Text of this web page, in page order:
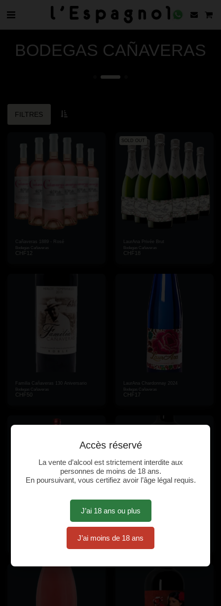
Accès réservé
La vente d’alcool est strictement interdite aux
personnes de moins de 18 ans.
En poursuivant, vous certifiez avoir l’âge légal requis.
J’ai 18 ans ou plus
J’ai moins de 18 ans
BODEGAS CAÑAVERAS
FILTRES
Cañaveras 1889 - Rosé
Bodegas Cañaveras
CHF 12
SOLD OUT
LaurAna Privée Brut
Bodegas Cañaveras
CHF 18
Familia Cañaveras 130 Aniversario
Bodegas Cañaveras
CHF50
LaurAna Chardonnay 2024
Bodegas Cañaveras
CHF 17
CHF16